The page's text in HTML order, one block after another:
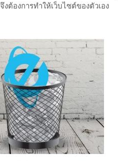
ต้องการทำให้เว็บไซต์ของตัวเอง